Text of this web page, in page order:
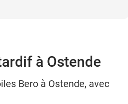
à Ostende
Bero à Ostende, avec